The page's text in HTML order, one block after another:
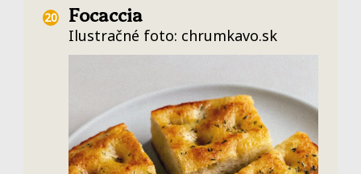
Focaccia
Ilustračné foto: chrumkavo.sk